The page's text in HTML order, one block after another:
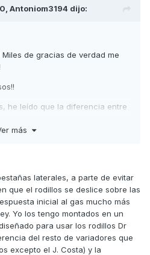
Antoniom3194 dijo:
de gracias de verdad me
he leído que la diferencia entre
otra diferencia? O solo son
más
laterales, a parte de evitar
que el rodillos se deslice sobre las
inicial al gas mucho más
Yo los tengo montados en un
para usar los rodillos Dr
del resto de variadores que
excepto el J. Costa) y la